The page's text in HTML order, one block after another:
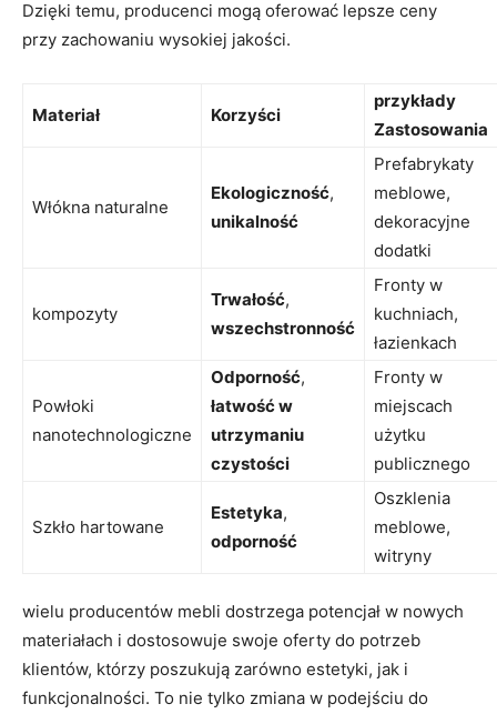
Dzięki temu, producenci mogą oferować lepsze ceny
przy zachowaniu wysokiej jakości.
Materiał Korzyści
przykłady
Zastosowania
Włókna naturalne
Ekologiczność,
unikalność
Prefabrykaty
meblowe,
dekoracyjne
dodatki
kompozyty
Trwałość,
wszechstronność
Fronty w
kuchniach,
łazienkach
Powłoki
nanotechnologiczne
Odporność,
łatwość w
utrzymaniu
czystości
Fronty w
miejscach
użytku
publicznego
Szkło hartowane
Estetyka,
odporność
Oszklenia
meblowe,
witryny
wielu producentów mebli dostrzega potencjał w nowych
materiałach i dostosowuje swoje oferty do potrzeb
klientów, którzy poszukują zarówno estetyki, jak i
funkcjonalności. To nie tylko zmiana w podejściu do